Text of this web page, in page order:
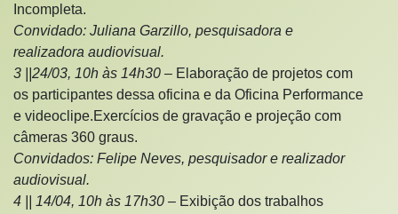
Incompleta.
Convidado: Juliana Garzillo, pesquisadora e
realizadora audiovisual.
3 ||24/03, 10h às 14h30 – Elaboração de projetos com
os participantes dessa oficina e da Oficina Performance
e videoclipe.Exercícios de gravação e projeção com
câmeras 360 graus.
Convidados: Felipe Neves, pesquisador e realizador
audiovisual.
4 || 14/04, 10h às 17h30 – Exibição dos trabalhos